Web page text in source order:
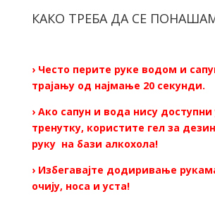
КАКО ТРЕБА ДА СЕ
› Често перите руке водом и
трајању од најмање 20 секунди.
› Ако сапун и вода нису
тренутку, користите гел за
руку на бази алкохола!
› Избегавајте додиривање
очију, носа и уста!